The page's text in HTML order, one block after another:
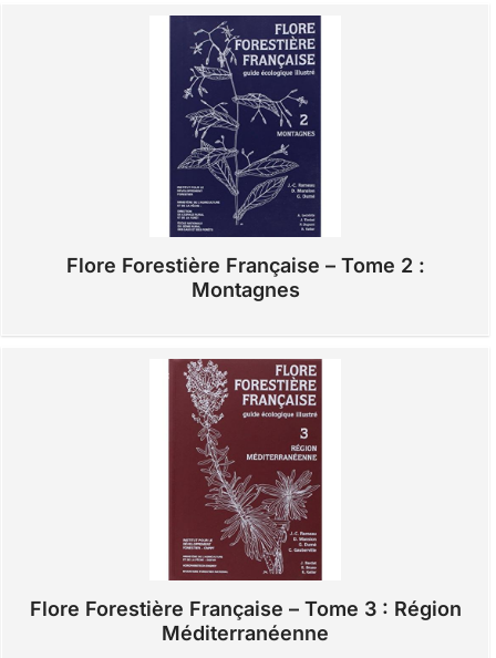
Flore Forestière Française – Tome 2 :
Montagnes
Flore Forestière Française – Tome 3 : Région
Méditerranéenne